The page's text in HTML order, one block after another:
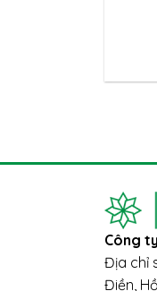
Công
Địa chỉ
Điền,